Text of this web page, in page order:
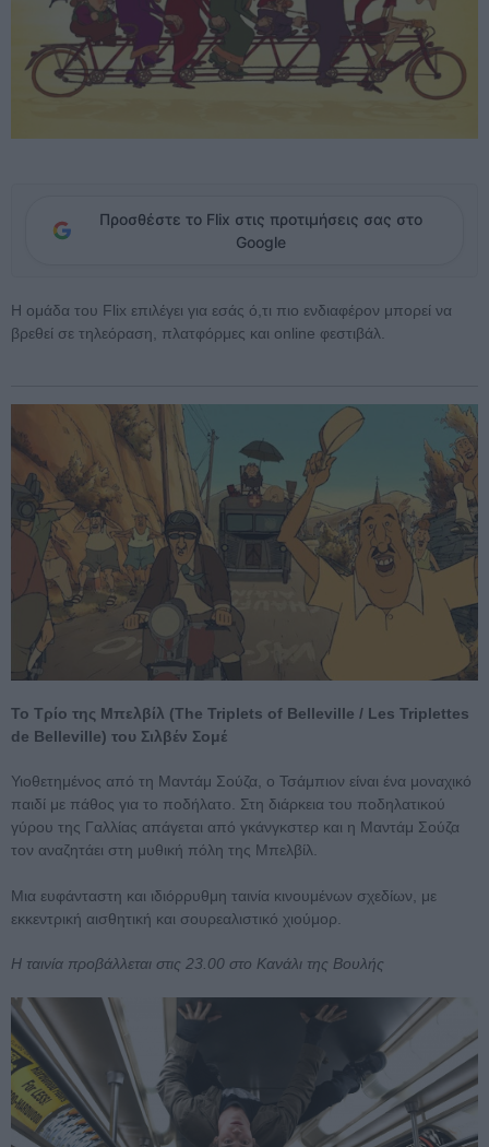
Προσθέστε το Flix στις προτιμήσεις σας στο
Google
Η ομάδα του Flix επιλέγει για εσάς ό,τι πιο ενδιαφέρον μπορεί να
βρεθεί σε τηλεόραση, πλατφόρμες και online φεστιβάλ.
Το Τρίο της Μπελβίλ (The Triplets of Belleville / Les Triplettes
de Belleville) του Σιλβέν Σομέ
Υιοθετημένος από τη Μαντάμ Σούζα, ο Τσάμπιον είναι ένα μοναχικό
παιδί με πάθος για το ποδήλατο. Στη διάρκεια του ποδηλατικού
γύρου της Γαλλίας απάγεται από γκάνγκστερ και η Μαντάμ Σούζα
τον αναζητάει στη μυθική πόλη της Μπελβίλ.
Μια ευφάνταστη και ιδιόρρυθμη ταινία κινουμένων σχεδίων, με
εκκεντρική αισθητική και σουρεαλιστικό χιούμορ.
Η ταινία προβάλλεται στις 23.00 στο Κανάλι της Βουλής